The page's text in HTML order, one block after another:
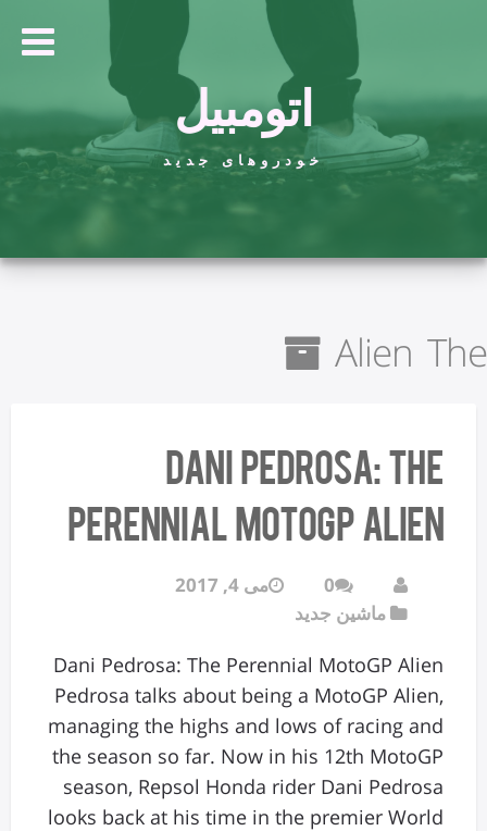
اتومبیل
خودروهای جدید
Alien The
Dani Pedrosa: The
Perennial MotoGP Alien
0
می 4, 2017
ماشین جدید
Dani Pedrosa: The Perennial MotoGP Alien
Pedrosa talks about being a MotoGP Alien,
managing the highs and lows of racing and
the season so far. Now in his 12th MotoGP
season, Repsol Honda rider Dani Pedrosa
looks back at his time in the premier World